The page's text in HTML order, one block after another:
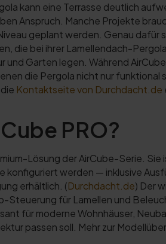
kann eine Terrasse deutlich
Anspruch. Manche Projekte
geplant werden. Genau dafür
die bei ihrer Lamellendach-
und Garten legen. Während
die Pergola nicht nur
Kontaktseite von Durchdacht.de
PRO?
Lösung der AirCube-Serie.
konfiguriert werden — inklusive
erhältlich. (Durchdacht.de) Der
Steuerung für Lamellen und
für moderne Wohnhäuser,
passen soll. Mehr zur